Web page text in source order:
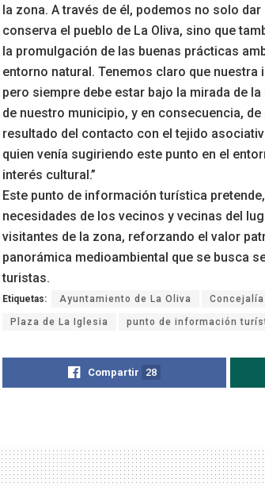
la zona. A través de él, podemos no solo
conserva el pueblo de La Oliva, sino que
la promulgación de las buenas prácticas
entorno natural. Tenemos claro que
pero siempre debe estar bajo la mirada de
de nuestro municipio, y en consecuencia,
resultado del contacto con el tejido
quien venía sugiriendo este punto en el
interés cultural.”
Este punto de información turística
necesidades de los vecinos y vecinas del
visitantes de la zona, reforzando el valor
panorámica medioambiental que se busca
turistas.
Etiquetas: Ayuntamiento de La Oliva
Plaza de La Iglesia punto de información
Compartir 28